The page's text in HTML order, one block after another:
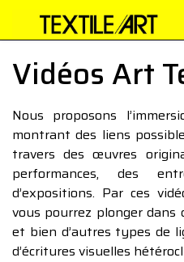
Vidéos Art
Nous proposons
montrant des liens
travers des œuvres
performances, des
d’expositions. Par ces
vous pourrez plonger
et bien d’autres types de
d’écritures visuelles